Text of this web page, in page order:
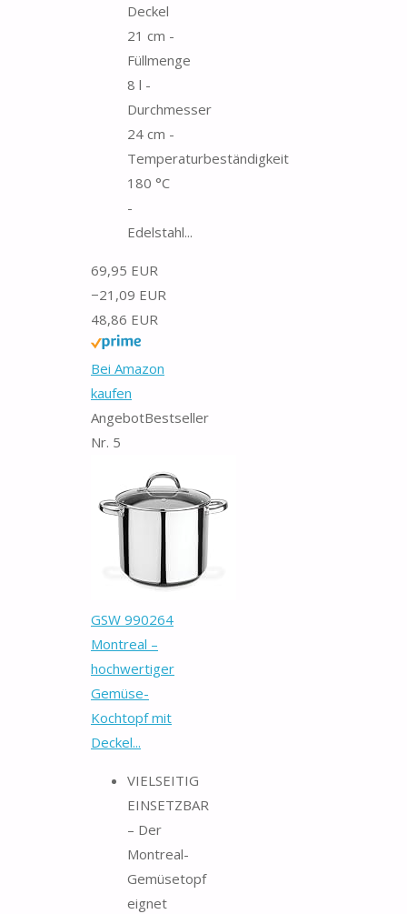
Deckel
21 cm -
Füllmenge
8 l -
Durchmesser
24 cm -
Temperaturbeständigkeit
180 °C
-
Edelstahl...
69,95 EUR
−21,09 EUR
48,86 EUR
Bei Amazon
kaufen
AngebotBestseller
Nr. 5
GSW ‎990264
Montreal –
hochwertiger
Gemüse-
Kochtopf mit
Deckel...
VIELSEITIG
EINSETZBAR
– Der
Montreal-
Gemüsetopf
eignet